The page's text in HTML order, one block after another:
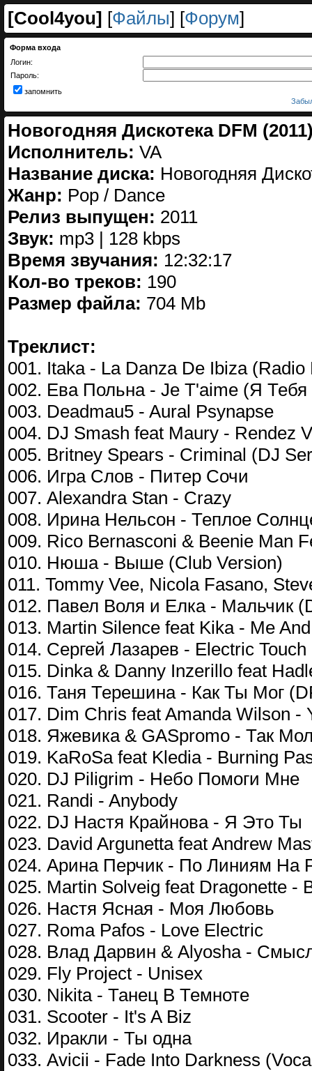
[Cool4you] [Файлы] [Форум]
Форма входа
Логин:
Пароль:
запомнить
Новогодняя Дискотека DFM
Исполнитель: VA
Название диска: Новогодняя
Жанр: Pop / Dance
Релиз выпущен: 2011
Звук: mp3 | 128 kbps
Время звучания: 12:32:17
Кол-во треков: 190
Размер файла: 704 Mb
Треклист:
001. Itaka - La Danza De Ibiza (Radio
002. Ева Польна - Je T'aime (Я
003. Deadmau5 - Aural Psynapse
004. DJ Smash feat Maury - Rendez
005. Britney Spears - Criminal (DJ
006. Игра Слов - Питер Сочи
007. Alexandra Stan - Crazy
008. Ирина Нельсон - Теплое
009. Rico Bernasconi & Beenie Man
010. Нюша - Выше (Club Version)
011. Tommy Vee, Nicola Fasano,
012. Павел Воля и Елка - Мальчик
013. Martin Silence feat Kika - Me
014. Сергей Лазарев - Electric
015. Dinka & Danny Inzerillo feat
016. Таня Терешина - Как Ты Мог
017. Dim Chris feat Amanda Wilson -
018. Яжевика & GASpromo - Так
019. KaRoSa feat Kledia - Burning
020. DJ Piligrim - Небо Помоги Мне
021. Randi - Anybody
022. DJ Настя Крайнова - Я Это Ты
023. David Argunetta feat Andrew
024. Арина Перчик - По Линиям На
025. Martin Solveig feat Dragonette -
026. Настя Ясная - Моя Любовь
027. Roma Pafos - Love Electric
028. Влад Дарвин & Alyosha -
029. Fly Project - Unisex
030. Nikita - Танец В Темноте
031. Scooter - It's A Biz
032. Иракли - Ты одна
033. Avicii - Fade Into Darkness